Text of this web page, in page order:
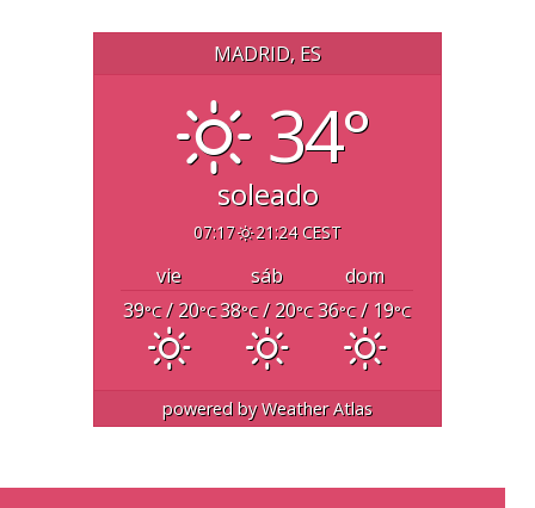
MADRID, ES
34°
soleado
07:17 21:24 CEST
vie sáb
dom
39°C/ 20°C38°C/ 20°C 36°C/ 19°C
powered byWeather Atlas